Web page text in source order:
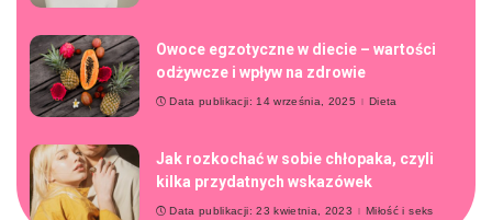
Owoce egzotyczne w diecie – wartości
odżywcze i wpływ na zdrowie
Data publikacji: 14 września, 2025 Dieta
Jak rozkochać w sobie chłopaka, czyli
kilka przydatnych wskazówek
Data publikacji: 23 kwietnia, 2023 Miłość i seks